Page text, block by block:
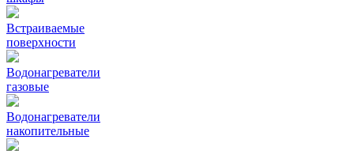
Встраиваемые
поверхности
Водонагреватели
газовые
Водонагреватели
накопительные